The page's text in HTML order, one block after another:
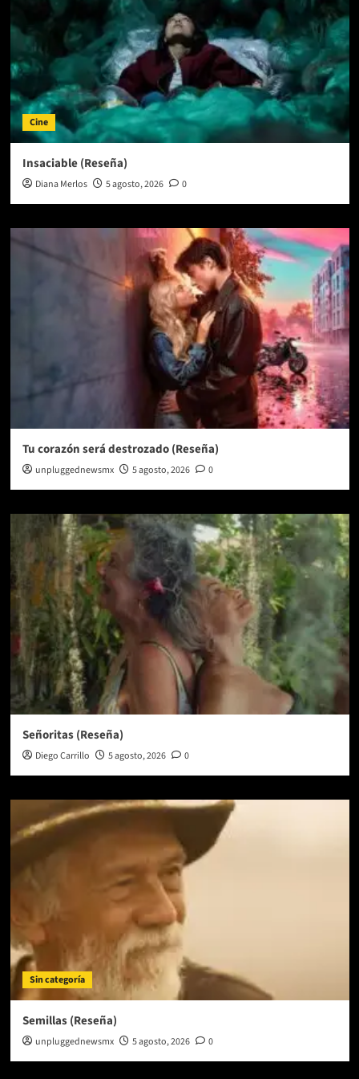
Cine
Insaciable (Reseña)
Diana Merlos 5 agosto, 2026 0
Tu corazón será destrozado (Reseña)
unpluggednewsmx 5 agosto, 2026 0
Señoritas (Reseña)
Diego Carrillo 5 agosto, 2026 0
Sin categoría
Semillas (Reseña)
unpluggednewsmx 5 agosto, 2026 0